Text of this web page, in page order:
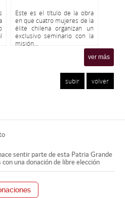
Este es el título de la obra
en que cuatro mujeres de la
élite chilena organizan un
exclusivo seminario con la
misión...
ver más
subir volver
sentir parte de esta Patria Grande
una donación de libre elección